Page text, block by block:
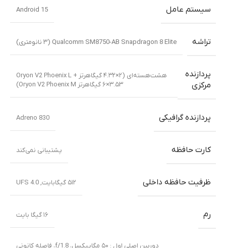
سیستم عامل Android 15
تراشه Qualcomm SM8750-AB Snapdragon 8 Elite (۳ نانومتری)
پردازنده
مرکزی
هشت‌هسته‌ای (۲×۴.۳۲ گیگاهرتز Oryon V2 Phoenix L +
۶×۳.۵۳ گیگاهرتز Oryon V2 Phoenix M)
پردازنده گرافیکی Adreno 830
کارت حافظه پشتیبانی نمی‌کند
ظرفیت حافظه داخلی ۵۱۲ گیگابایت ,
UFS 4.0
رم ۱۶ گیگا بایت
دوربین اصلی اول : ۵۰ مگاپیکسل، f/1.8، فاصله کانونی